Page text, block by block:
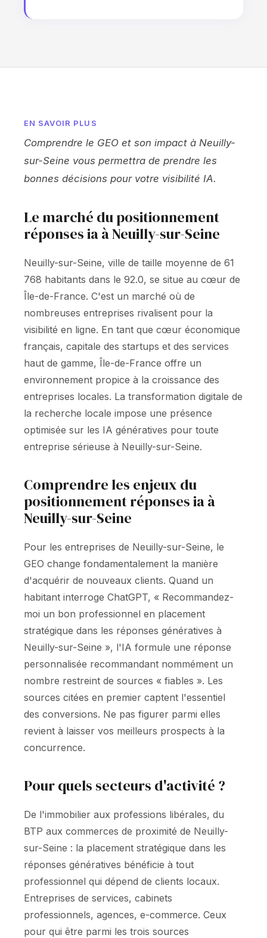
EN SAVOIR PLUS
Comprendre le GEO et son impact à Neuilly-
sur-Seine vous permettra de prendre les
bonnes décisions pour votre visibilité IA.
Le marché du positionnement
réponses ia à Neuilly-sur-Seine
Neuilly-sur-Seine, ville de taille moyenne de 61
768 habitants dans le 92.0, se situe au cœur de
Île-de-France. C'est un marché où de
nombreuses entreprises rivalisent pour la
visibilité en ligne. En tant que cœur économique
français, capitale des startups et des services
haut de gamme, Île-de-France offre un
environnement propice à la croissance des
entreprises locales. La transformation digitale de
la recherche locale impose une présence
optimisée sur les IA génératives pour toute
entreprise sérieuse à Neuilly-sur-Seine.
Comprendre les enjeux du
positionnement réponses ia à
Neuilly-sur-Seine
Pour les entreprises de Neuilly-sur-Seine, le
GEO change fondamentalement la manière
d'acquérir de nouveaux clients. Quand un
habitant interroge ChatGPT, « Recommandez-
moi un bon professionnel en placement
stratégique dans les réponses génératives à
Neuilly-sur-Seine », l'IA formule une réponse
personnalisée recommandant nommément un
nombre restreint de sources « fiables ». Les
sources citées en premier captent l'essentiel
des conversions. Ne pas figurer parmi elles
revient à laisser vos meilleurs prospects à la
concurrence.
Pour quels secteurs d'activité ?
De l'immobilier aux professions libérales, du
BTP aux commerces de proximité de Neuilly-
sur-Seine : la placement stratégique dans les
réponses génératives bénéficie à tout
professionnel qui dépend de clients locaux.
Entreprises de services, cabinets
professionnels, agences, e-commerce. Ceux
pour qui être parmi les trois sources